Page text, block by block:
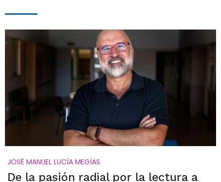
JOSÉ MANUEL LUCÍA MEGÍAS
De la pasión radial por la lectura a